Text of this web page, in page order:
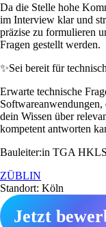
Da die Stelle hohe
im Interview klar und
präzise zu formulieren
Fragen gestellt werden.
✨Sei bereit für
Erwarte technische
dein Wissen über
kompetent antworten
Bauleiter:in TGA
ZÜBLIN
Standort: Köln
Jetzt